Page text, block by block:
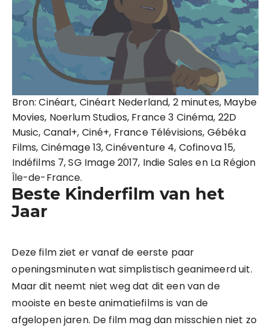
Bron: Cinéart, Cinéart Nederland, 2 minutes, Maybe
Movies, Noerlum Studios, France 3 Cinéma, 22D
Music, Canal+, Ciné+, France Télévisions, Gébéka
Films, Cinémage 13, Cinéventure 4, Cofinova 15,
Indéfilms 7, SG Image 2017, Indie Sales en La Région
Île-de-France.
Beste Kinderfilm van het
Jaar
Deze film ziet er vanaf de eerste paar
openingsminuten wat simplistisch geanimeerd uit.
Maar dit neemt niet weg dat dit een van de
mooiste en beste animatiefilms is van de
afgelopen jaren. De film mag dan misschien niet zo